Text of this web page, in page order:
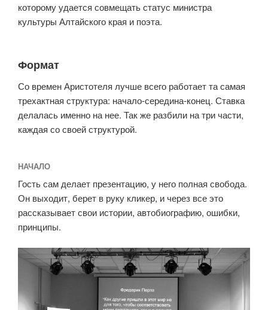
которому удается совмещать статус министра
культуры Алтайского края и поэта.
Формат
Со времен Аристотеля лучше всего работает та самая
трехактная структура: начало-середина-конец. Ставка
делалась именно на нее. Так же разбили на три части,
каждая со своей структурой.
НАЧАЛО
Гость сам делает презентацию, у него полная свобода.
Он выходит, берет в руку кликер, и через все это
рассказывает свои истории, автобиографию, ошибки,
принципы.